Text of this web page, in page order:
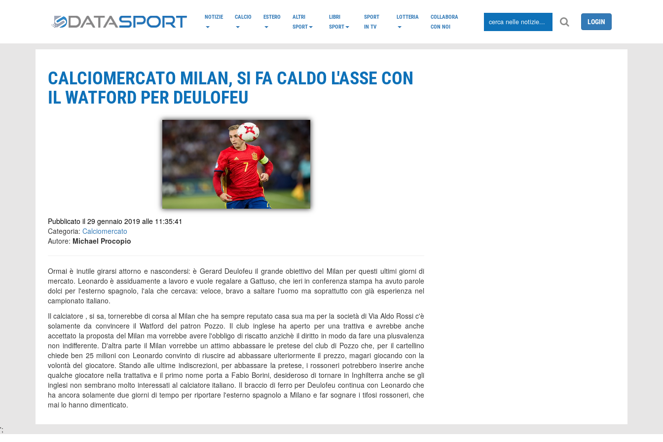
NOTIZIE CALCIO ESTERO
ALTRI
SPORT
LIBRI
SPORT
SPORT
IN TV
LOTTERIA
COLLABORA
CON NOI
LOGIN
CALCIOMERCATO MILAN, SI FA CALDO L'ASSE CON
IL WATFORD PER DEULOFEU
Pubblicato il 29 gennaio 2019 alle 11:35:41
Categoria: Calciomercato
Autore: Michael Procopio
Ormai è inutile girarsi attorno e nascondersi: è Gerard Deulofeu il grande obiettivo del Milan per questi ultimi giorni di
mercato. Leonardo è assiduamente a lavoro e vuole regalare a Gattuso, che ieri in conferenza stampa ha avuto parole
dolci per l'esterno spagnolo, l'ala che cercava: veloce, bravo a saltare l'uomo ma soprattutto con già esperienza nel
campionato italiano.
Il calciatore , si sa, tornerebbe di corsa al Milan che ha sempre reputato casa sua ma per la società di Via Aldo Rossi c'è
solamente da convincere il Watford del patron Pozzo. Il club inglese ha aperto per una trattiva e avrebbe anche
accettato la proposta del Milan ma vorrebbe avere l'obbligo di riscatto anzichè il diritto in modo da fare una plusvalenza
non indifferente. D'altra parte il Milan vorrebbe un attimo abbassare le pretese del club di Pozzo che, per il cartellino
chiede ben 25 milioni con Leonardo convinto di riuscire ad abbassare ulteriormente il prezzo, magari giocando con la
volontà del giocatore. Stando alle ultime indiscrezioni, per abbassare la pretese, i rossoneri potrebbero inserire anche
qualche giocatore nella trattativa e il primo nome porta a Fabio Borini, desideroso di tornare in Inghilterra anche se gli
inglesi non sembrano molto interessati al calciatore italiano. Il braccio di ferro per Deulofeu continua con Leonardo che
ha ancora solamente due giorni di tempo per riportare l'esterno spagnolo a Milano e far sognare i tifosi rossoneri, che
mai lo hanno dimenticato.
';